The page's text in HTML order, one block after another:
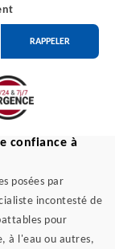
confiance à
posées par
incontesté de
pour
à l'eau ou autres,